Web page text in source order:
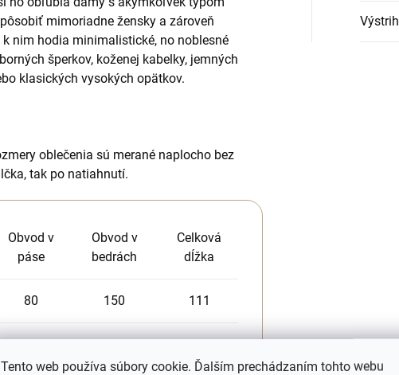
Tento web používa súbory cookie. Ďalším prechádzaním tohto webu
mimoriadne žensky a zároveň
nim hodia minimalistické, no noblesné
šperkov, koženej kabelky, jemných
klasických vysokých opätkov.
oblečenia sú merané naplocho bez
tak po natiahnutí.
Obvod v
páse
Obvod v
bedrách
Celková
dĺžka
80 150 111
Výstrih